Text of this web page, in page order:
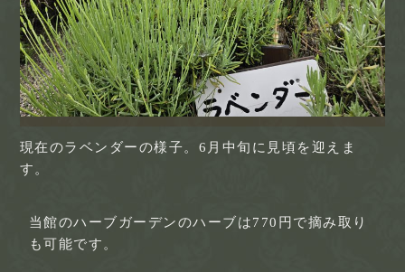
現在のラベンダーの様子。6月中旬に見頃を迎えま
す。
当館のハーブガーデンのハーブは770円で摘み取り
も可能です。